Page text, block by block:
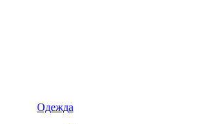
Одежда